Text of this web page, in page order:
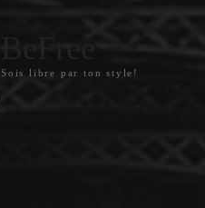
Sois libre par ton style!